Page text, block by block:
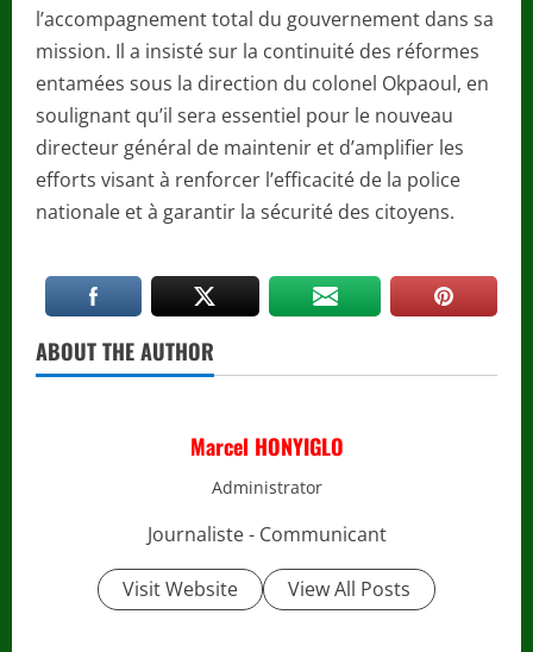
l’accompagnement total du gouvernement dans sa
mission. Il a insisté sur la continuité des réformes
entamées sous la direction du colonel Okpaoul, en
soulignant qu’il sera essentiel pour le nouveau
directeur général de maintenir et d’amplifier les
efforts visant à renforcer l’efficacité de la police
nationale et à garantir la sécurité des citoyens.
ABOUT THE AUTHOR
Marcel HONYIGLO
Administrator
Journaliste - Communicant
Visit Website View All Posts